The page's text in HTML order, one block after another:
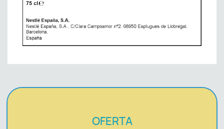
OFERTA